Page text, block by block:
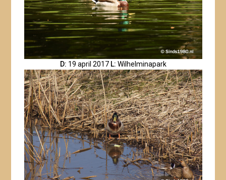
D: 19 april 2017L: Wilhelminapark